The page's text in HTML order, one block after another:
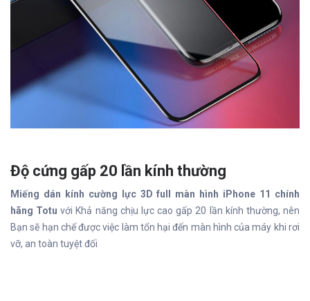
Độ cứng gấp 20 lần kính thường
Miếng dán kính cường lực 3D full màn hình iPhone 11 chính
hãng Totuvới Khả năng chịu lực cao gấp 20 lần kính thường, nên
Bạn sẽ hạn chế được việc làm tổn hại đến màn hình của máy khi rơi
vỡ, an toàn tuyệt đối